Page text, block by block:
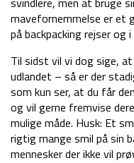
mavefornemmelse er et
på backpacking rejser og
Til sidst vil vi dog sige,
udlandet – så er der
som kun ser, at du får
og vil gerne fremvise
mulige måde. Husk: Et
rigtig mange smil på sin
mennesker der ikke vil